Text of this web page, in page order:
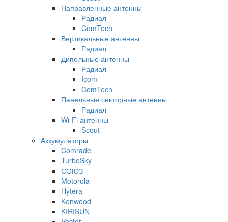
Направленные антенны
Радиал
ComTech
Вертикальные антенны
Радиал
Дипольные антенны
Радиал
Icom
ComTech
Панельные секторные антенны
Радиал
Wi-Fi антенны
Scout
Аккумуляторы
Comrade
TurboSky
СОЮЗ
Motorola
Hytera
Kenwood
KIRISUN